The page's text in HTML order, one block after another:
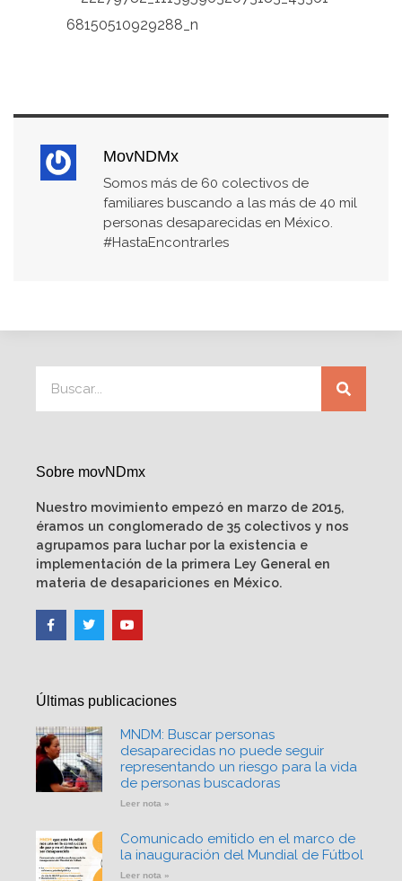
MovNDMx
Somos más de 60 colectivos de
familiares buscando a las más de 40 mil
personas desaparecidas en México.
#HastaEncontrarles
Sobre movNDmx
Nuestro movimiento empezó en marzo de 2015,
éramos un conglomerado de 35 colectivos y nos
agrupamos para luchar por la existencia e
implementación de la primera Ley General en
materia de desapariciones en México.
Últimas publicaciones
MNDM: Buscar personas
desaparecidas no puede seguir
representando un riesgo para la vida
de personas buscadoras
Leer nota »
Comunicado emitido en el marco de
la inauguración del Mundial de Fútbol
Leer nota »